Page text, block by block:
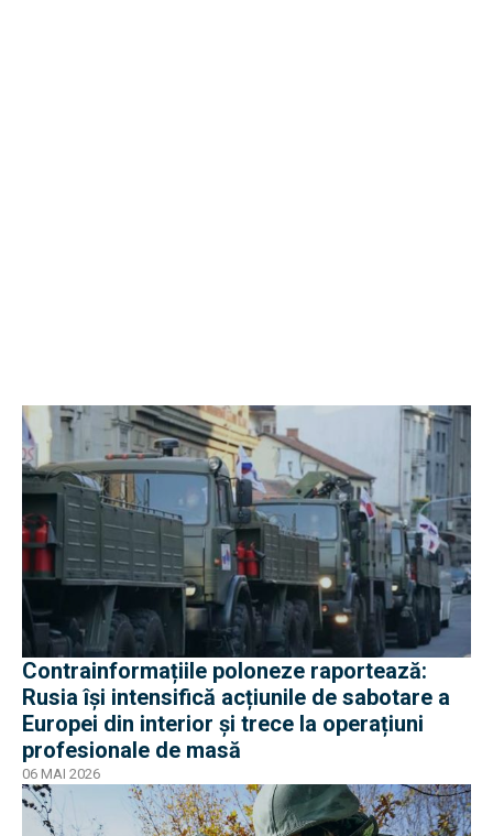
Contrainformațiile poloneze raportează:
Rusia își intensifică acțiunile de sabotare a
Europei din interior și trece la operațiuni
profesionale de masă
06 MAI 2026